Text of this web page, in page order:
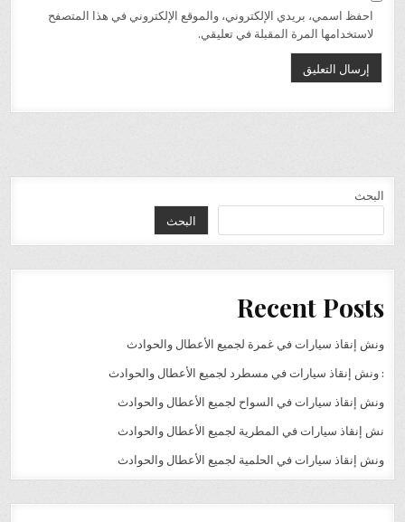
احفظ اسمي، بريدي الإلكتروني، والموقع الإلكتروني في هذا المتصفح
لاستخدامها المرة المقبلة في تعليقي.
البحث
البحث
Recent Posts
ونش إنقاذ سيارات في غمرة لجميع الأعطال والحوادث
: ونش إنقاذ سيارات في مسطرد لجميع الأعطال والحوادث
ونش إنقاذ سيارات في السواح لجميع الأعطال والحوادث
نش إنقاذ سيارات في المطرية لجميع الأعطال والحوادث
ونش إنقاذ سيارات في الحلمية لجميع الأعطال والحوادث